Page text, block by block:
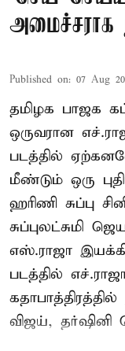
அமைச்சராக
Published on: 07 Aug
தமிழக பாஜக
ஒருவரான
படத்தில்
மீண்டும் ஒரு
ஹரிணி சுப்பு
சுப்புலட்சுமி
எஸ்.ராஜா
படத்தில்
விஜய், தர்ஷினி